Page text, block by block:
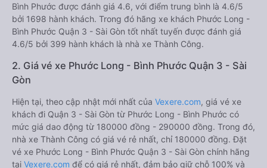
Bình Phước được đánh giá 4.6, với điểm trung bình là 4.6/5
bởi 1698 hành khách. Trong đó hãng xe khách Phước Long -
Bình Phước Quận 3 - Sài Gòn tốt nhất tuyến được đánh giá
4.6/5 bởi 399 hành khách là nhà xe Thành Công.
2. Giá vé xe Phước Long - Bình Phước Quận 3 - Sài
Gòn
Hiện tại, theo cập nhật mới nhất của Vexere.com, giá vé xe
khách đi Quận 3 - Sài Gòn từ Phước Long - Bình Phước có
mức giá dao động từ 180000 đồng - 290000 đồng. Trong đó,
nhà xe Thành Công có giá vé rẻ nhất, chỉ 180000 đồng. Đặt
vé xe Phước Long - Bình Phước Quận 3 - Sài Gòn chính hãng
tại Vexere.com để có giá rẻ nhất, đảm bảo giữ chỗ 100% và